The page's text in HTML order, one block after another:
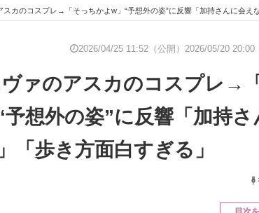
品の総合サイト IT製品の技術・比較・事例
コスプレ→「そっちかよw」“予想外の姿”に反響「加持さんに会えないw」「歩き方面白
2026/04/25 11:52（公開） 2026/05/20 20:00
ァのアスカのコスプレ→
想外の姿”に反響「加持さ
「歩き方面白すぎる」